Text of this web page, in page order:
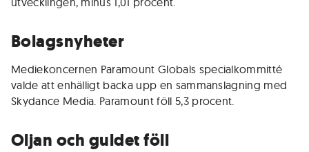
Bolagsnyheter
Mediekoncernen Paramount Globals specialkommitté
valde att enhälligt backa upp en sammanslagning med
Skydance Media. Paramount föll 5,3 procent.
Oljan och guldet föll